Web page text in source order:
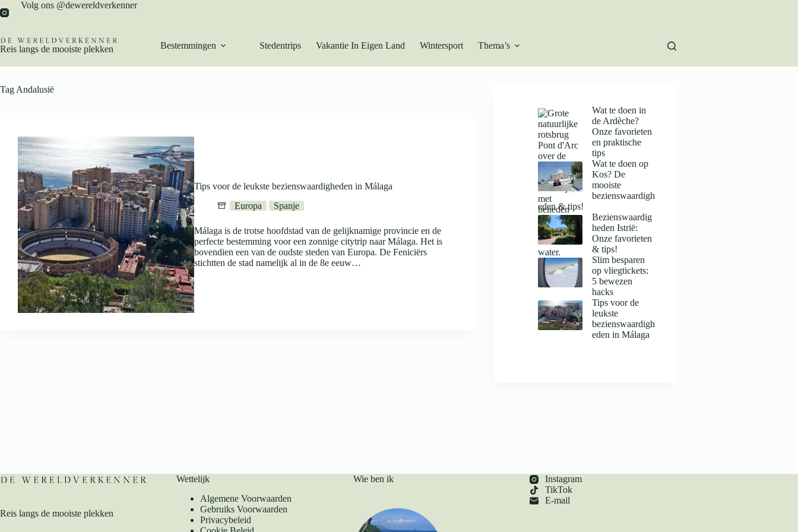
naar
inhoud
Volg ons @dewereldverkenner
Reis langs de mooiste plekken Bestemmingen Stedentrips Vakantie In Eigen Land Wintersport Thema’s
Tag Andalusië
Tips voor de leukste bezienswaardigheden in Málaga
Europa
Spanje
Málaga is de trotse hoofdstad van de gelijknamige provincie en de
perfecte bestemming voor een zonnige citytrip naar Málaga. Het is
bovendien een van de oudste steden van Europa. De Feniciërs
stichtten de stad namelijk al in de 8e eeuw…
Wat te doen in
de Ardèche?
Onze favorieten
en praktische
tips
Wat te doen op
Kos? De
mooiste
bezienswaardigh
eden & tips!
Bezienswaardig
heden Istrië:
Onze favorieten
& tips!
Slim besparen
op vliegtickets:
5 bewezen
hacks
Tips voor de
leukste
bezienswaardigh
eden in Málaga
Reis langs de mooiste plekken
Wettelijk
Algemene Voorwaarden
Gebruiks Voorwaarden
Privacybeleid
Wie ben ik
Instagram
TikTok
E-mail